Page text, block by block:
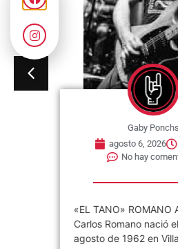
Gaby Ponchs
agosto 6, 2026
3:37 pm
No hay comentarios
«EL TANO» ROMANO Antonio
Carlos Romano nació el 06 de
agosto de 1962 en Villa...